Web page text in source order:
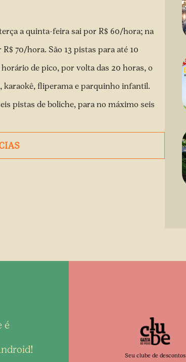
a quinta-feira sai por R$ 60/hora; na
70/hora. São 13 pistas para até 10
de pico, por volta das 20 horas, o
karaokê, fliperama e parquinho infantil.
pistas de boliche, para no máximo seis
é
Seu clube de descontos